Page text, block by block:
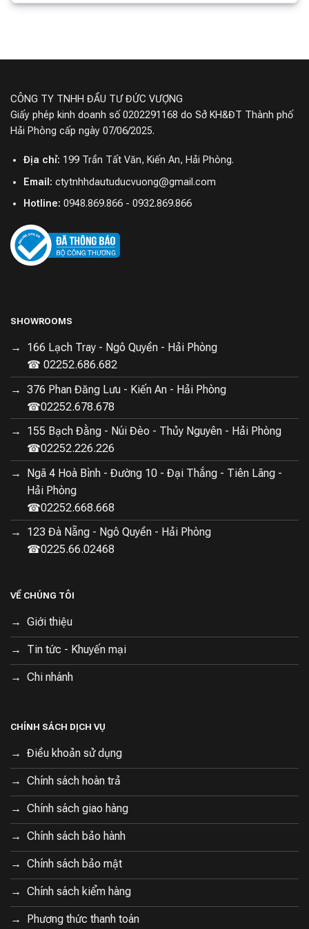
Bàn
Con
Lăn
Cao
Xử lý tóc không bị rối, bàn chải lướt trên khung xoay đa
hướng làm sạch hiệu quả.
CÔNG TY TNHH ĐẦU TƯ ĐỨC VƯỢNG
Giấy phép kinh doanh số 0202291168 do Sở KH&ĐT Thành phố
Hải Phòng cấp ngày 07/06/2025.
Địa chỉ: 199 Trần Tất Văn, Kiến An, Hải Phòng.
Email: ctytnhhdautuducvuong@gmail.com
Hotline: 0948.869.866 - 0932.869.866
SHOWROOMS
166 Lạch Tray - Ngô Quyền - Hải Phòng
☎ 02252.686.682
376 Phan Đăng Lưu - Kiến An - Hải Phòng
☎02252.678.678
155 Bạch Đằng - Núi Đèo - Thủy Nguyên - Hải Phòng
☎02252.226.226
Ngã 4 Hoà Bình - Đường 10 - Đại Thắng - Tiên Lãng -
Hải Phòng
☎02252.668.668
123 Đà Nẵng - Ngô Quyền - Hải Phòng
☎0225.66.02468
VỀ CHÚNG TÔI
Giới thiệu
Tin tức - Khuyến mại
Chi nhánh
CHÍNH SÁCH DỊCH VỤ
Điều khoản sử dụng
Chính sách hoàn trả
Chính sách giao hàng
Chính sách bảo hành
Chính sách bảo mật
Chính sách kiểm hàng
Phương thức thanh toán